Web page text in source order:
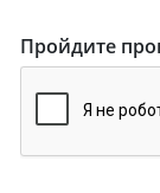
Пройдите